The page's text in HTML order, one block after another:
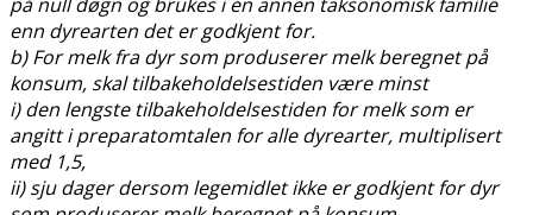
enn dyrearten det er godkjent for.
b) For melk fra dyr som produserer melk beregnet på
konsum, skal tilbakeholdelsestiden være minst
i) den lengste tilbakeholdelsestiden for melk som er
angitt i preparatomtalen for alle dyrearter, multiplisert
med 1,5,
ii) sju dager dersom legemidlet ikke er godkjent for dyr